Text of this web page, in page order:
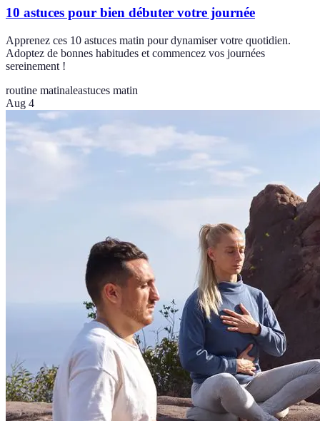
10 astuces pour bien débuter votre journée
Apprenez ces 10 astuces matin pour dynamiser votre quotidien.
Adoptez de bonnes habitudes et commencez vos journées
sereinement !
routine matinaleastuces matin
Aug 4